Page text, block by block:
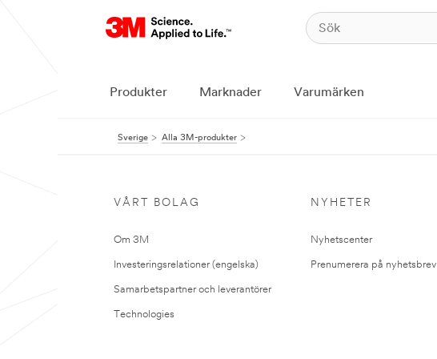
Produkter Marknader Varumärken
Sverige Alla 3M-produkter
VÅRT BOLAG
Om 3M
Investeringsrelationer (engelska)
Samarbetspartner och leverantörer
Technologies
NYHETER
Nyhetscenter
Prenumerera på nyhetsbrev